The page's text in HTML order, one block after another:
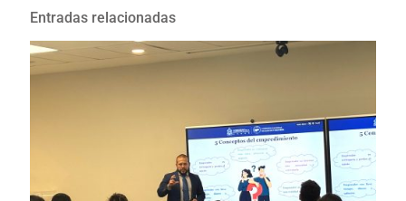
Entradas relacionadas